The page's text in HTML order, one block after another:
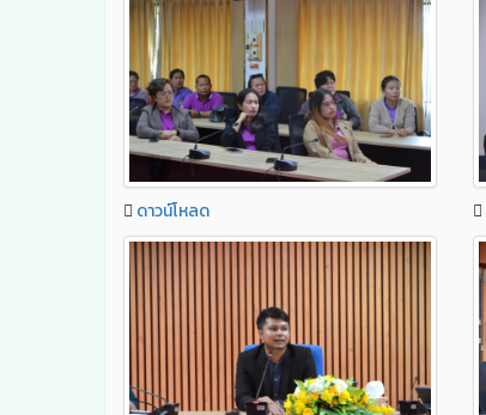
ดาวน์โหลด